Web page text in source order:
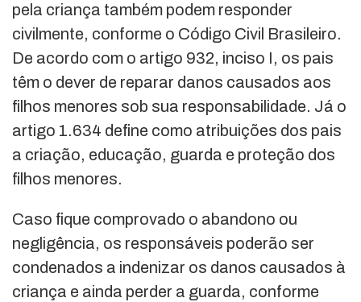
pela criança também podem responder
civilmente, conforme o Código Civil Brasileiro.
De acordo com o artigo 932, inciso I, os pais
têm o dever de reparar danos causados aos
filhos menores sob sua responsabilidade. Já o
artigo 1.634 define como atribuições dos pais
a criação, educação, guarda e proteção dos
filhos menores.
Caso fique comprovado o abandono ou
negligência, os responsáveis poderão ser
condenados a indenizar os danos causados à
criança e ainda perder a guarda, conforme